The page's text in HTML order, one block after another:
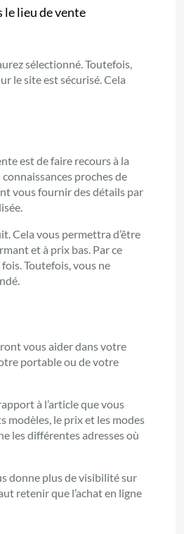
le lieu de vente
sélectionné. Toutefois,
le site est sécurisé. Cela
est de faire recours à la
proches de
vous fournir des détails par
Cela vous permettra d’être
et à prix bas. Par ce
Toutefois, vous ne
vous aider dans votre
portable ou de votre
à l’article que vous
modèles, le prix et les modes
les différentes adresses où
donne plus de visibilité sur
retenir que l’achat en ligne